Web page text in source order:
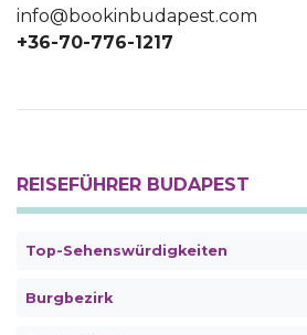
info@bookinbudapest.com
+36-70-776-1217
REISEFÜHRER BUDAPEST
Top-Sehenswürdigkeiten
Burgbezirk